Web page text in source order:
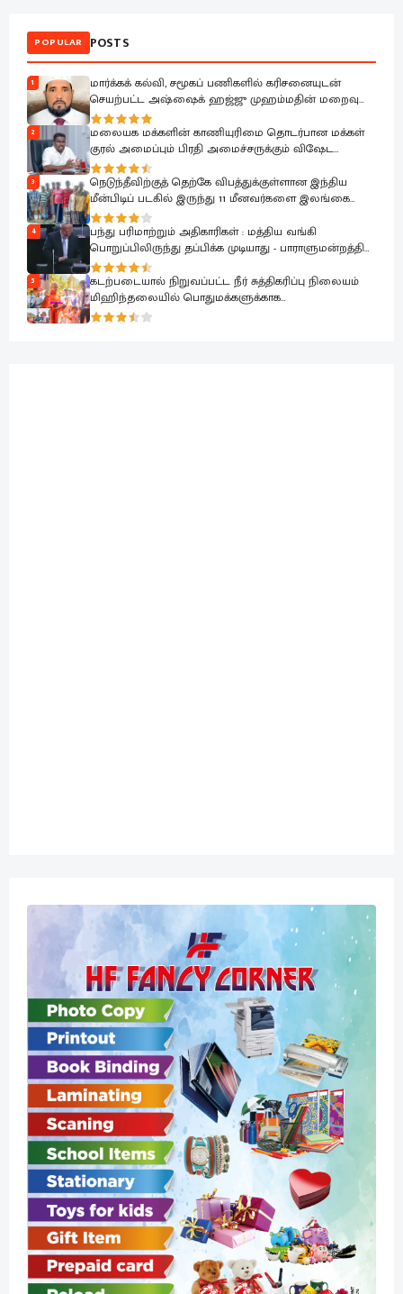
POPULAR POSTS
1
மார்க்கக் கல்வி, சமூகப் பணிகளில் கரிசனையுடன்
செயற்பட்ட அஷ்ஷைக் ஹஜ்ஜு முஹம்மதின் மறைவு
பேரிழப்பாகும்; அம்பாறை மாவட்ட ஜம்இய்யத்துல் உலமா
ஆழ்ந்த கவலை.!
2
மலையக மக்களின் காணியுரிமை தொடர்பான மக்கள்
குரல் அமைப்பும் பிரதி அமைச்சருக்கும் விஷேட
கலந்துரையாடல்
3
நெடுந்தீவிற்குத் தெற்கே விபத்துக்குள்ளான இந்திய
மீன்பிடிப் படகில் இருந்து 11 மீனவர்களை இலங்கை
கடற்படை பாதுகாப்பாக மீட்டது
4
பந்து பரிமாற்றும் அதிகாரிகள் : மத்திய வங்கி
பொறுப்பிலிருந்து தப்பிக்க முடியாது - பாராளுமன்றத்தில்
ரவூப் ஹக்கீம் ஆவேசம்
5
கடற்படையால் நிறுவப்பட்ட நீர் சுத்திகரிப்பு நிலையம்
மிஹிந்தலையில் பொதுமக்களுக்காக
கையளிக்கப்பட்டது